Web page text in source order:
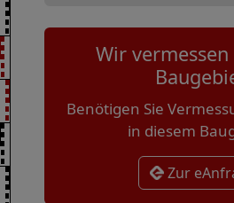
Wir
Benötigen Sie
in diesem
Zur